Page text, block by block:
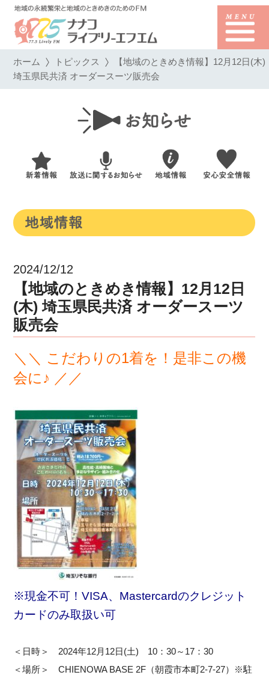
ホーム トピックス 【地域のときめき情報】12月12日(木)
埼玉県民共済 オーダースーツ販売会
2024/12/12
【地域のときめき情報】12月12日
(木) 埼玉県民共済 オーダースーツ
販売会
＼＼ こだわりの1着を！是非この機
会に♪ ／／
※現金不可！VISA、Mastercardのクレジット
カードのみ取扱い可
＜日時＞ 2024年12月12日(土) 10：30～17：30
＜場所＞ CHIENOWA BASE 2F（朝霞市本町2-7-27）※駐